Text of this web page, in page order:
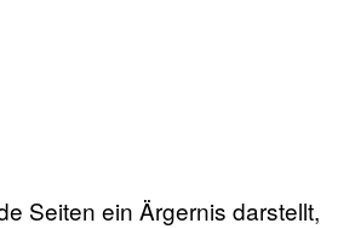
Seiten ein Ärgernis darstellt,